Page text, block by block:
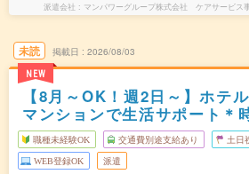
派遣会社 マンパワーグループ株式会社 ケアサービス
未読
NEW
掲載日 2026/08/03
【8月～OK！週2日～】ホテ
マンションで生活サポート＊
職種未経験OK 交通費別途支給あり 土日
WEB登録OK 派遣